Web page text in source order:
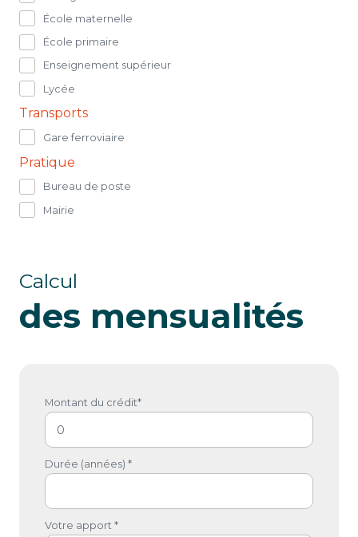
École maternelle
École primaire
Enseignement supérieur
Lycée
Transports
Gare ferroviaire
Pratique
Bureau de poste
Mairie
Calcul
des mensualités
Montant du crédit*
Durée (années) *
Votre apport *